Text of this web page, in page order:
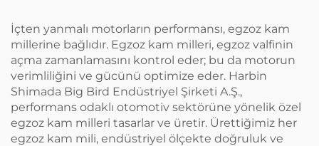
İçten yanmalı motorların performansı, egzoz kam
millerine bağlıdır. Egzoz kam milleri, egzoz valfinin
açma zamanlamasını kontrol eder; bu da motorun
verimliliğini ve gücünü optimize eder. Harbin
Shimada Big Bird Endüstriyel Şirketi A.Ş.,
performans odaklı otomotiv sektörüne yönelik özel
egzoz kam milleri tasarlar ve üretir. Ürettiğimiz her
egzoz kam mili, endüstriyel ölçekte doğruluk ve